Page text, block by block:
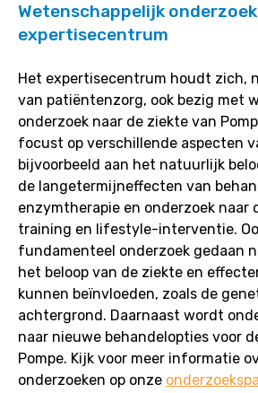
Wetenschappelijk
expertisecentrum
Het expertisecentrum houdt zich,
van patiëntenzorg, ook bezig met
onderzoek naar de ziekte van
focust op verschillende aspecten
bijvoorbeeld aan het natuurlijk
de langetermijneffecten van
enzymtherapie en onderzoek naar
training en lifestyle-interventie.
fundamenteel onderzoek gedaan
het beloop van de ziekte en
kunnen beïnvloeden, zoals de
achtergrond. Daarnaast wordt
naar nieuwe behandelopties voor
Pompe. Kijk voor meer informatie
onderzoeken op onze